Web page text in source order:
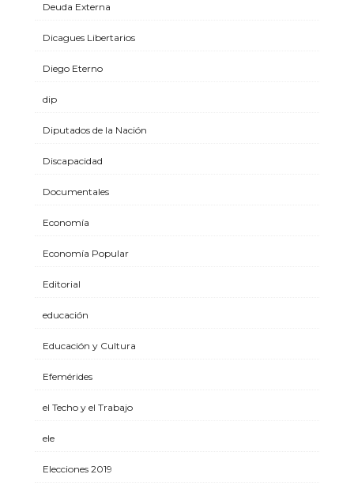
Deuda Externa
Dicagues Libertarios
Diego Eterno
dip
Diputados de la Nación
Discapacidad
Documentales
Economía
Economía Popular
Editorial
educación
Educación y Cultura
Efemérides
el Techo y el Trabajo
ele
Elecciones 2019